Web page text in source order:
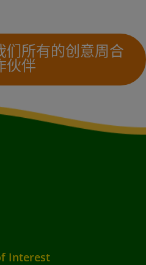
们所有的创意周合
伙伴
Interest